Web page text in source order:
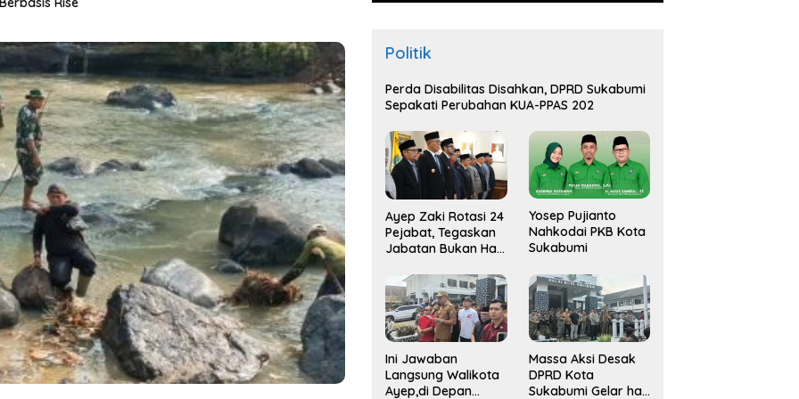
Politik
Perda Disabilitas Disahkan, DPRD Sukabumi
Sepakati Perubahan KUA-PPAS 202
Ayep Zaki Rotasi 24
Pejabat, Tegaskan
Jabatan Bukan Hak
Yosep Pujianto
Nahkodai PKB Kota
Sukabumi
Ini Jawaban
Langsung Walikota
Ayep,di Depan
Massa Aksi Desak
DPRD Kota
Sukabumi Gelar hak